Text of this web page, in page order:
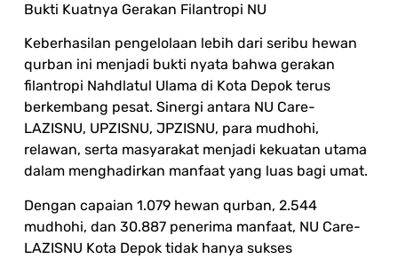
Bukti Kuatnya Gerakan Filantropi NU
Keberhasilan pengelolaan lebih dari seribu hewan
qurban ini menjadi bukti nyata bahwa gerakan
filantropi Nahdlatul Ulama di Kota Depok terus
berkembang pesat. Sinergi antara NU Care-
LAZISNU, UPZISNU, JPZISNU, para mudhohi,
relawan, serta masyarakat menjadi kekuatan utama
dalam menghadirkan manfaat yang luas bagi umat.
Dengan capaian 1.079 hewan qurban, 2.544
mudhohi, dan 30.887 penerima manfaat, NU Care-
LAZISNU Kota Depok tidak hanya sukses